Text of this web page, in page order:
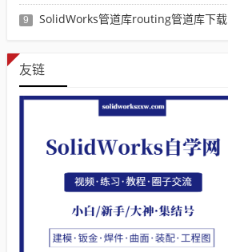
9 SolidWorks管道库routing管道库下载
友链